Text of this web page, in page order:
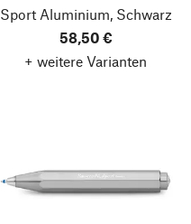
Sport Aluminium, Schwarz
58,50 €
+ weitere Varianten